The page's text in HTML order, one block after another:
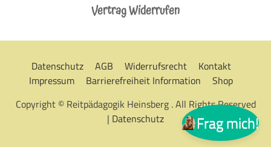
Vertrag Widerrufen
Datenschutz AGB Widerrufsrecht
Kontakt
Impressum
Barrierefreiheit Information
Shop
Copyright © Reitpädagogik Heinsberg . All Rights Reserved
| Datenschutz Frag mich!